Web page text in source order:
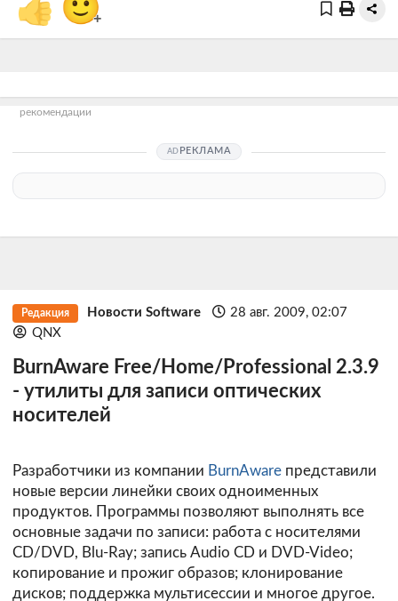
👍 🙂+
рекомендации
РЕКЛАМА
Редакция Новости Software
28 авг. 2009, 02:07
QNX
BurnAware Free/Home/Professional 2.3.9
- утилиты для записи оптических
носителей
Разработчики из компании BurnAware представили
новые версии линейки своих одноименных
продуктов. Программы позволяют выполнять все
основные задачи по записи: работа с носителями
CD/DVD, Blu-Ray; запись Audio CD и DVD-Video;
копирование и прожиг образов; клонирование
дисков; поддержка мультисессии и многое другое.